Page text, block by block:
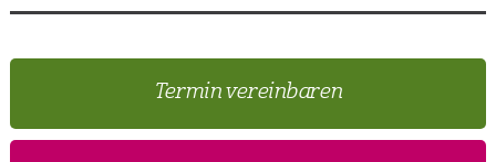
Termin vereinbaren